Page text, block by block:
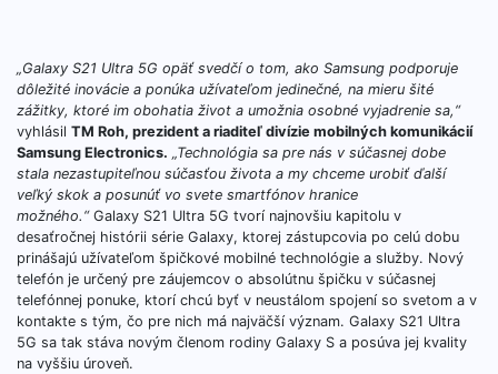
„Galaxy S21 Ultra 5G opäť svedčí o tom, ako Samsung podporuje
dôležité inovácie a ponúka užívateľom jedinečné, na mieru šité
zážitky, ktoré im obohatia život a umožnia osobné vyjadrenie sa,“
vyhlásil TM Roh, prezident a riaditeľ divízie mobilných komunikácií
Samsung Electronics. „Technológia sa pre nás v súčasnej dobe
stala nezastupiteľnou súčasťou života a my chceme urobiť ďalší
veľký skok a posunúť vo svete smartfónov hranice
možného.“Galaxy S21 Ultra 5G tvorí najnovšiu kapitolu v
desaťročnej histórii série Galaxy, ktorej zástupcovia po celú dobu
prinášajú užívateľom špičkové mobilné technológie a služby. Nový
telefón je určený pre záujemcov o absolútnu špičku v súčasnej
telefónnej ponuke, ktorí chcú byť v neustálom spojení so svetom a v
kontakte s tým, čo pre nich má najväčší význam. Galaxy S21 Ultra
5G sa tak stáva novým členom rodiny Galaxy S a posúva jej kvality
na vyššiu úroveň.